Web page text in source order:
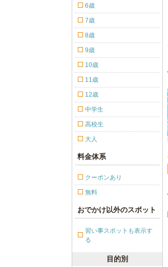
6歳
7歳
8歳
9歳
10歳
11歳
12歳
中学生
高校生
大人
料金体系
クーポンあり
無料
おでかけ以外のスポット
習い事スポットも表示す
る
目的別